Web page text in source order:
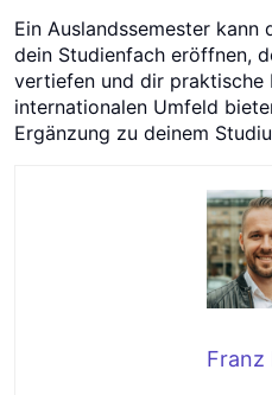
Ein Auslandssemester kann
dein Studienfach eröffnen,
vertiefen und dir praktische
internationalen Umfeld
Ergänzung zu deinem
Franz